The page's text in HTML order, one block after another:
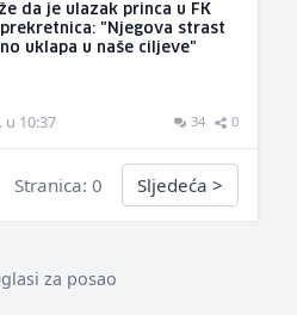
da je ulazak princa u FK
"Njegova strast
uklapa u naše ciljeve"
u 10:37 34 0
Stranica: 0 Sljedeća >
za posao